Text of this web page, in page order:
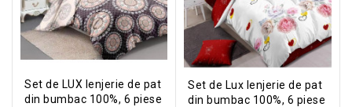
Set de LUX lenjerie de pat
din bumbac 100%, 6 piese
Set de Lux lenjerie de pat
din bumbac 100%, 6 piese